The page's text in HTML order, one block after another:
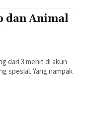
dan Animal
dari 3 menit di akun
spesial. Yang nampak